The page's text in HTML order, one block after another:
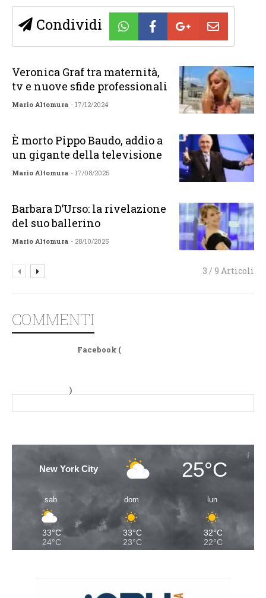
Condividi
Veronica Graf tra maternità,
tv e nuove sfide professionali
Mario Altomura - 17/12/2024
È morto Pippo Baudo, addio a
un gigante della televisione
Mario Altomura - 17/08/2025
Barbara D’Urso: la rivelazione
del suo ballerino
Mario Altomura - 28/10/2025
3 / 9 Articoli
COMMENTI
Facebook (
)
New York City 25°C
sab
33°C
24°C
dom
33°C
23°C
lun
32°C
22°C